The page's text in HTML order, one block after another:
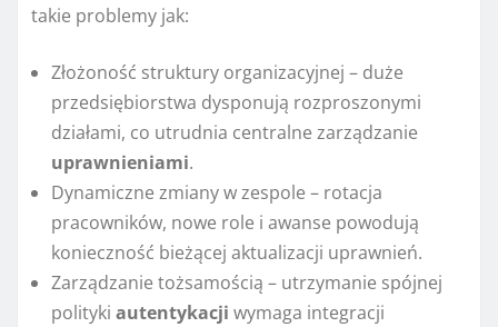
takie problemy jak:
Złożoność struktury organizacyjnej – duże
przedsiębiorstwa dysponują rozproszonymi
działami, co utrudnia centralne zarządzanie
uprawnieniami.
Dynamiczne zmiany w zespole – rotacja
pracowników, nowe role i awanse powodują
konieczność bieżącej aktualizacji uprawnień.
Zarządzanie tożsamością – utrzymanie spójnej
polityki autentykacji wymaga integracji